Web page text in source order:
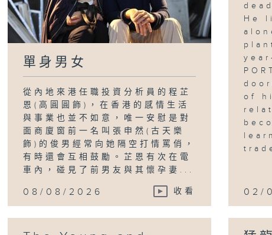
單身男女
從內地來港任職投資分析員的程芷
恩(高圓圓飾)，在香港的感情生活
與事業也並不如意，唯一安慰是對
面商廈窗前一名叫張申然(古天樂
飾)的俊男經常向她隔空打情罵俏，
有時還會互相鼓勵。芷恩有次在電
車內，碰見了前男友與其懷孕妻...
08/08/2026 收看
He
of
02/